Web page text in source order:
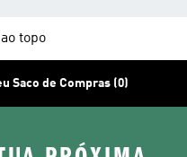
topo
Saco de Compras (0)